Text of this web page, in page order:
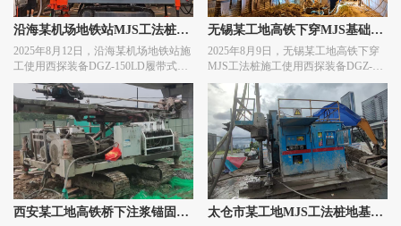
沿海某机场地铁站MJS工法桩基
础加固施工
2025年8月12日，沿海某机场地铁站施
工使用西探装备DGZ-150LD履带式多
管旋喷钻机进行MJS工法桩施工作
业。
无锡某工地高铁下穿MJS基础加
固施工
2025年8月9日，无锡某工地高铁下穿
MJS工法桩施工使用西探装备DGZ-
150L履带式多管旋喷钻机进行基础加
固施工作业。
西安某工地高铁桥下注浆锚固施
太仓市某工地MJS工法桩地基加